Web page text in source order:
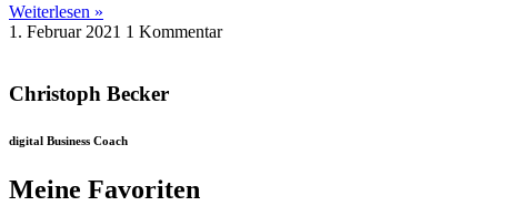
Weiterlesen »
1. Februar 2021 1 Kommentar
Christoph Becker
digital Business Coach
Meine Favoriten